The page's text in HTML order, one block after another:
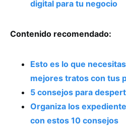
digital para tu negocio
Contenido recomendado:
Esto es lo que
mejores tratos con tus
5 consejos para
Organiza los
con estos 10 consejos